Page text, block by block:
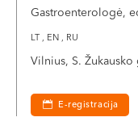
Gastroenterologė,
LT , EN , RU
Vilnius, S. Žukausko
E-registracija